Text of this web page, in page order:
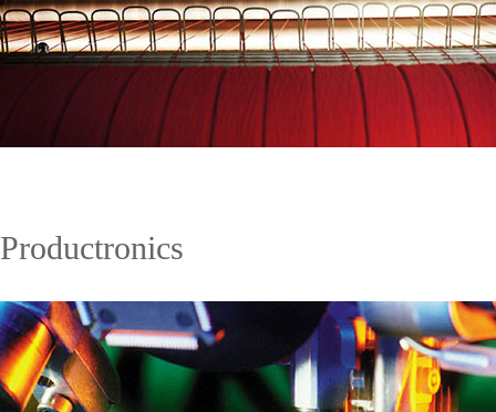
Productronics